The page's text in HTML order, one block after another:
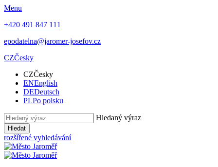
Menu
+420 491 847 111
epodatelna@jaromer-josefov.cz
CZČesky
CZČesky
ENEnglish
DEDeutsch
PLPo polsku
Hledaný výraz
Hledat
rozšířené vyhledávání